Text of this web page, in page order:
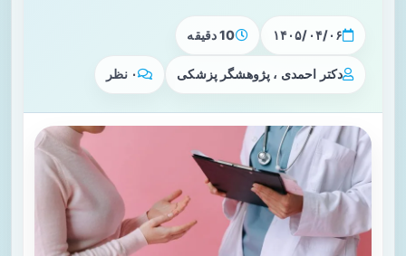
۱۴۰۵/۰۴/۰۶ 10 دقیقه
دکتر احمدی ، پژوهشگر پزشکی ۰ نظر